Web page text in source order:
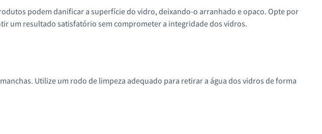
podem danificar a superfície do vidro, deixando-o arranhado e opaco. Opte por
um resultado satisfatório sem comprometer a integridade dos vidros.
Utilize um rodo de limpeza adequado para retirar a água dos vidros de forma